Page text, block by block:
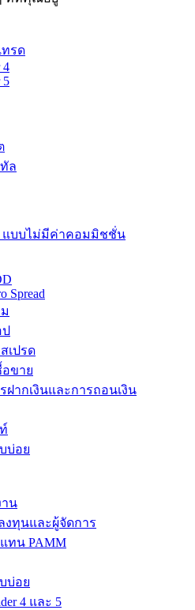
ทรด
4
5
ล
แบบไม่มีค่าคอมมิชชั่น
Spread
เปรด
ขาย
ฝากเงินและการถอนเงิน
บ่อย
าน
งทุนและผู้จัดการ
ทน PAMM
บ่อย
4 และ 5